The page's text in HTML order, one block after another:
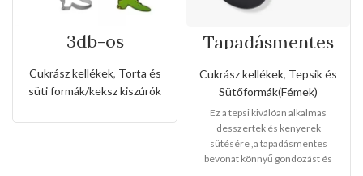
3db-os
kiszúró készlet
dinó,repülőgép
és szivárvány
Cukrász kellékek, Torta és
süti formák/keksz kiszúrók
Tapadásmentes
forma(Közepes
méret)
Cukrász kellékek, Tepsik és
Sütőformák(Fémek)
Ez a tepsi kiválóan alkalmas
desszertek és kenyerek
sütésére ,a tapadásmentes
bevonat könnyű gondozást és